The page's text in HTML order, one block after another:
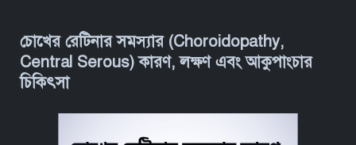
চোখের রেটিনার সমস্যার (Choroidopathy,
Central Serous) কারণ, লক্ষণ এবং আকুপাংচার
চিকিৎসা